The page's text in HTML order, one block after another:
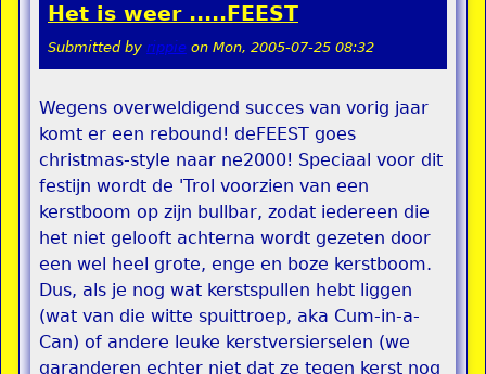
Het is weer .....FEEST
Submitted by rippie on Mon, 2005-07-25 08:32
Wegens overweldigend succes van vorig jaar
komt er een rebound! deFEEST goes
christmas-style naar ne2000! Speciaal voor dit
festijn wordt de 'Trol voorzien van een
kerstboom op zijn bullbar, zodat iedereen die
het niet gelooft achterna wordt gezeten door
een wel heel grote, enge en boze kerstboom.
Dus, als je nog wat kerstspullen hebt liggen
(wat van die witte spuittroep, aka Cum-in-a-
Can) of andere leuke kerstversierselen (we
garanderen echter niet dat ze tegen kerst nog